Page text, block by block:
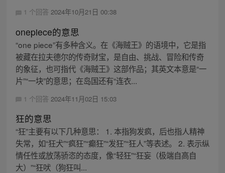
1 个回答 2024年10月21日 00:38
onepiece的意思
“one piece”有多种含义。在《海贼王》的语境中，它是指
被藏在拉夫德尔的传奇财宝，是自由、挑战、冒险和传奇
的象征，也可指代《海贼王》这部作品；其英文本意是“一
片”“一块”的意思；在岛国还有“连衣...
1 个回答 2024年11月02日 15:03
狂的意思
“狂”主要有以下几种意思： 1. 本指狗发疯，后也指人精神
失常，如“狂犬”“疯狂”“癫狂”“发狂”“狂人”等表述。 2. 表示纵
情任性或放荡骄恣的态度，像“轻狂”“狂妄（极端自高自
大）”“狂吠（狗狂叫...